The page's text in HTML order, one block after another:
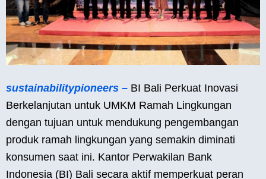
sustainabilitypioneers – BI Bali Perkuat Inovasi
Berkelanjutan untuk UMKM Ramah Lingkungan
dengan tujuan untuk mendukung pengembangan
produk ramah lingkungan yang semakin diminati
konsumen saat ini. Kantor Perwakilan Bank
Indonesia (BI) Bali secara aktif memperkuat peran